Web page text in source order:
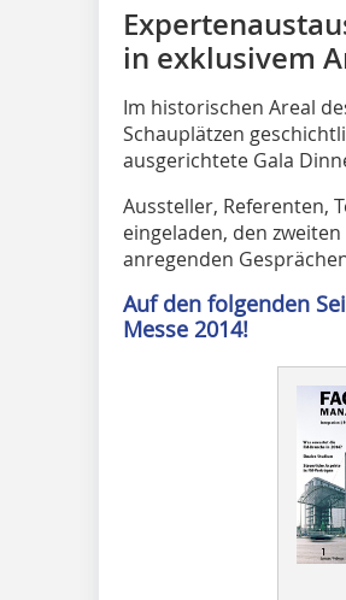
in exklusivem
Im historischen Areal
Schauplätzen
ausgerichtete Gala
Aussteller, Referenten,
eingeladen, den
anregenden
Auf den folgenden
Messe 2014!